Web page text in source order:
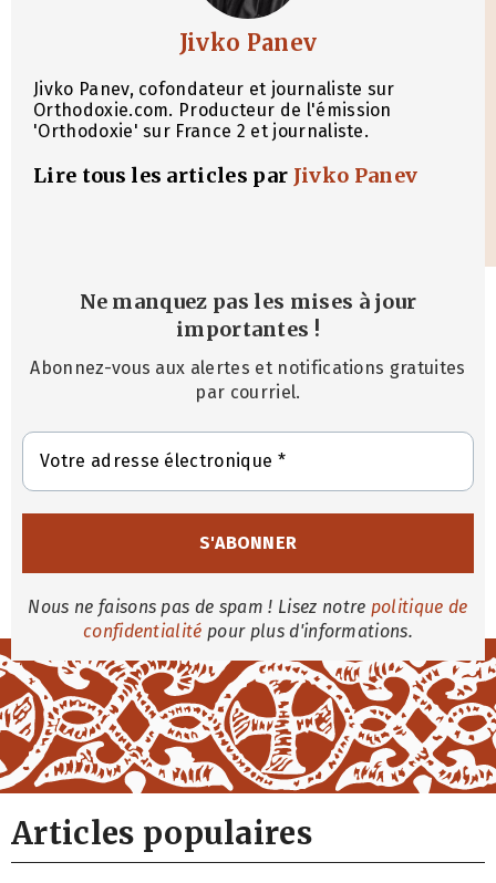
Jivko Panev
Jivko Panev, cofondateur et journaliste sur
Orthodoxie.com. Producteur de l'émission
'Orthodoxie' sur France 2 et journaliste.
Lire tous les articles par Jivko Panev
Ne manquez pas les mises à jour
importantes !
Abonnez-vous aux alertes et notifications gratuites
par courriel.
Nous ne faisons pas de spam ! Lisez notre politique de
confidentialité pour plus d'informations.
Articles populaires